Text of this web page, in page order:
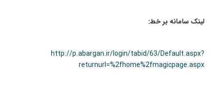
لینک سامانه بر خط:
http://p.abargan.ir/login/tabid/63/Default.aspx?
returnurl=%2fhome%2fmagicpage.aspx